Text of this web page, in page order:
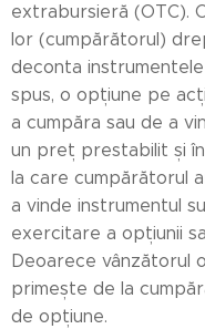
extrabursieră (OTC).
lor (cumpărătorul)
deconta
spus, o opțiune pe
a cumpăra sau de a
un preț prestabilit și
la care cumpărătorul
a vinde instrumentul
exercitare a opțiunii
Deoarece vânzătorul
primește de la
de opțiune.